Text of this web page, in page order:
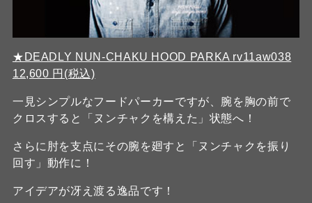
★DEADLY NUN-CHAKU HOOD PARKA rv11aw038
12,600 円(税込)
一見シンプルなフードパーカーですが、腕を胸の前で
クロスすると「ヌンチャクを構えた」状態へ！
さらに肘を支点にその腕を廻すと「ヌンチャクを振り
回す」動作に！
アイデアが冴え渡る逸品です！